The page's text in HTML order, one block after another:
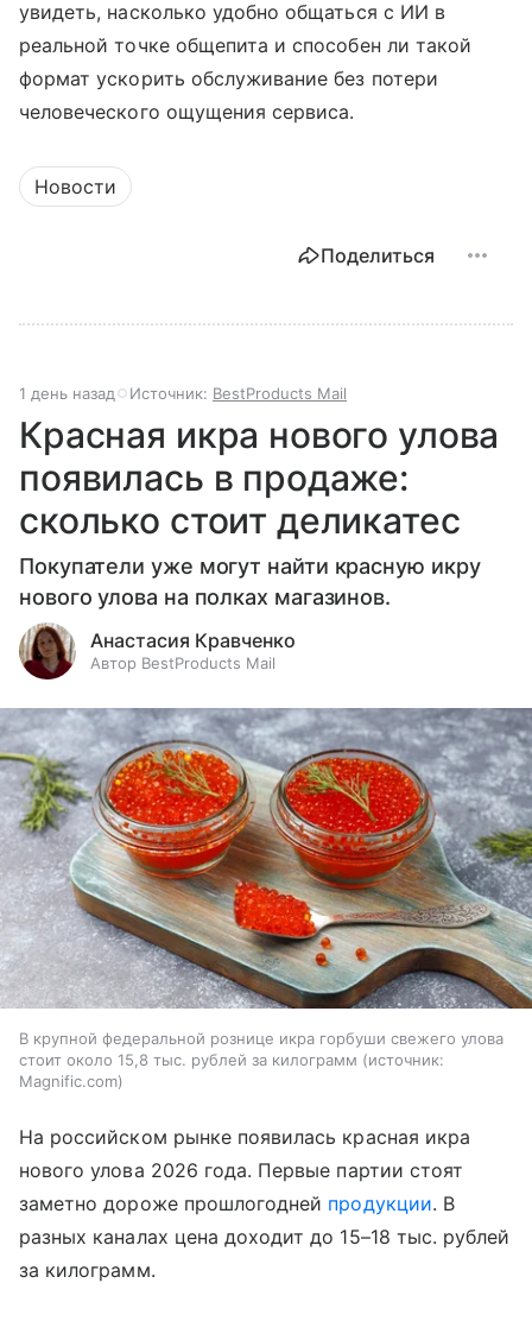
увидеть, насколько удобно общаться с ИИ в
реальной точке общепита и способен ли такой
формат ускорить обслуживание без потери
человеческого ощущения сервиса.
Новости
Поделиться
1 день назад Источник: BestProducts Mail
Красная икра нового улова
появилась в продаже:
сколько стоит деликатес
Покупатели уже могут найти красную икру
нового улова на полках магазинов.
Анастасия Кравченко
Автор BestProducts Mail
В крупной федеральной рознице икра горбуши свежего улова
стоит около 15,8 тыс. рублей за килограмм
источник:
Magnific.com
На российском рынке появилась красная икра
нового улова 2026 года. Первые партии стоят
заметно дороже прошлогодней продукции. В
разных каналах цена доходит до 15–18 тыс. рублей
за килограмм.